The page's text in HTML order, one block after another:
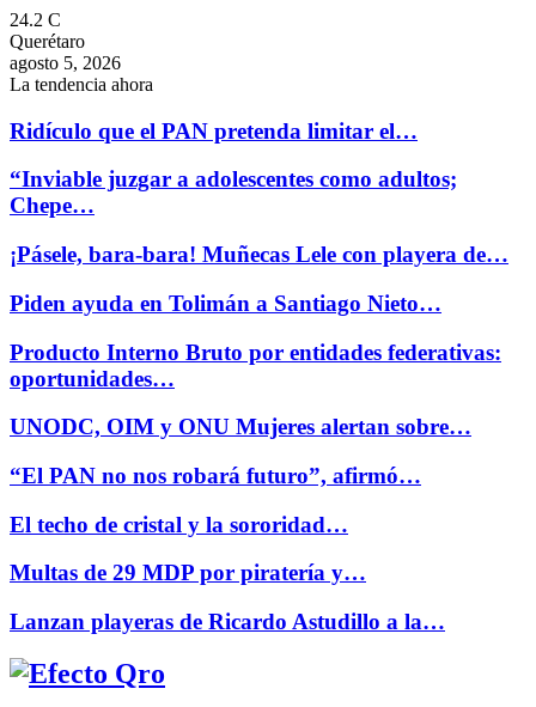
24.2 C
Querétaro
agosto 5, 2026
La tendencia ahora
Ridículo que el PAN pretenda limitar el…
“Inviable juzgar a adolescentes como adultos;
Chepe…
¡Pásele, bara-bara! Muñecas Lele con playera de…
Piden ayuda en Tolimán a Santiago Nieto…
Producto Interno Bruto por entidades federativas:
oportunidades…
UNODC, OIM y ONU Mujeres alertan sobre…
“El PAN no nos robará futuro”, afirmó…
El techo de cristal y la sororidad…
Multas de 29 MDP por piratería y…
Lanzan playeras de Ricardo Astudillo a la…
Facebook
Twitter
Instagram
Youtube
Whatsapp